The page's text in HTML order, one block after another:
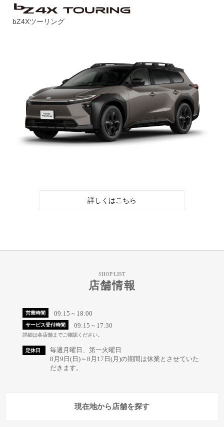
bZ4Xツーリング
詳しくはこちら
SHOP LIST
店舗情報
営業時間 09:15～18:00
サービス受付時間 09:15～17:30
詳細は各店舗までご確認ください。
定休日
毎週月曜日、第一火曜日
8月9日(日)～8月17日(月)の期間は休業とさせていた
だきます。
現在地から店舗を探す